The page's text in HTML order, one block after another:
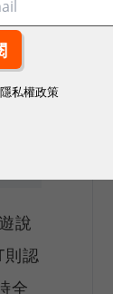
說
則認
全
私權政策